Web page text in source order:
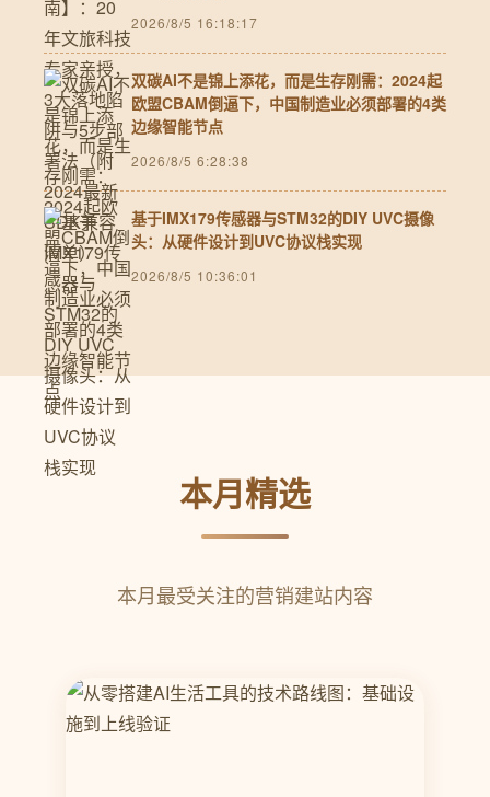
2026/8/5 16:18:17
双碳AI不是锦上添花，而是生存刚需：2024起
欧盟CBAM倒逼下，中国制造业必须部署的4类
边缘智能节点
2026/8/5 6:28:38
基于IMX179传感器与STM32的DIY UVC摄像
头：从硬件设计到UVC协议栈实现
2026/8/5 10:36:01
本月精选
本月最受关注的营销建站内容